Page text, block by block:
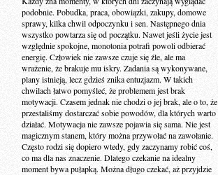
podobnie. Pobudka, praca, obowiązki, zakupy, domowe
sprawy, kilka chwil odpoczynku i sen. Następnego dnia
wszystko powtarza się od początku. Nawet jeśli życie jest
względnie spokojne, monotonia potrafi powoli odbierać
energię. Człowiek nie zawsze czuje się źle, ale ma
wrażenie, że brakuje mu iskry. Zadania są wykonywane,
plany istnieją, lecz gdzieś znika entuzjazm. W takich
chwilach łatwo pomyśleć, że problemem jest brak
motywacji. Czasem jednak nie chodzi o jej brak, ale o to, że
przestaliśmy dostarczać sobie powodów, dla których warto
działać. Motywacja nie zawsze pojawia się sama. Nie jest
magicznym stanem, który można przywołać na zawołanie.
Często rodzi się dopiero wtedy, gdy zaczynamy robić coś,
co ma dla nas znaczenie. Dlatego czekanie na idealny
moment bywa pułapką. Można długo czekać, aż przyjdzie